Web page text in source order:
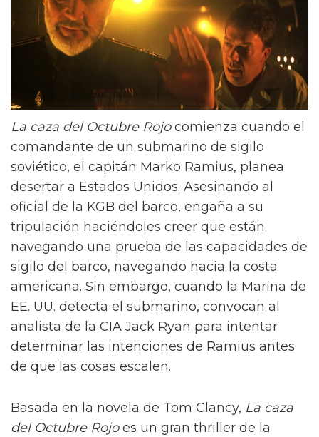
La caza del Octubre Rojocomienza cuando el
comandante de un submarino de sigilo
soviético, el capitán Marko Ramius, planea
desertar a Estados Unidos. Asesinando al
oficial de la KGB del barco, engaña a su
tripulación haciéndoles creer que están
navegando una prueba de las capacidades de
sigilo del barco, navegando hacia la costa
americana. Sin embargo, cuando la Marina de
EE. UU. detecta el submarino, convocan al
analista de la CIA Jack Ryan para intentar
determinar las intenciones de Ramius antes
de que las cosas escalen.
Basada en la novela de Tom Clancy, La caza
del Octubre Rojoes un gran thriller de la